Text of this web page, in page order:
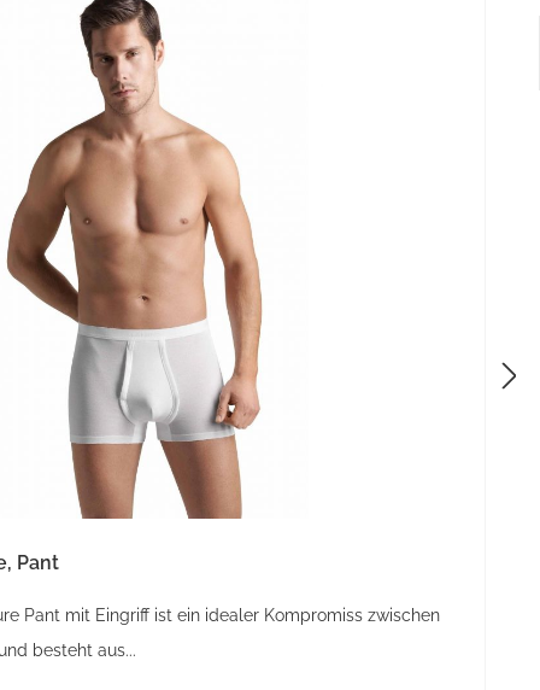
Pant
Pant mit Eingriff ist ein idealer Kompromiss zwischen
besteht aus...